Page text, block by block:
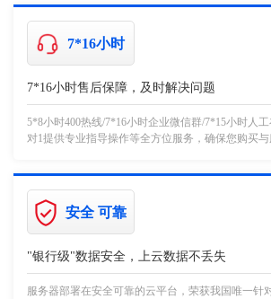
7*16小时
7*16小时售后保障，及时解决问题
5*8小时400热线/7*16小时企业微信群/7*15小时人
对1提供专业指导操作等全方位服务，确保您购买与
安全 可靠
"银行级"数据安全，上云数据不丢失
服务器部署在安全可靠的云平台，荣获我国唯一针